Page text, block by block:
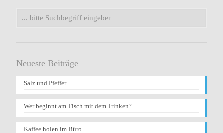
Neueste Beiträge
Salz und Pfeffer
Wer beginnt am Tisch mit dem Trinken?
Kaffee holen im Büro